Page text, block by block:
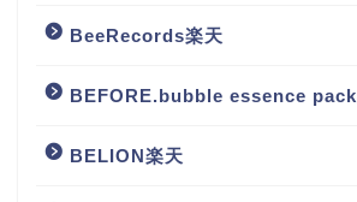
BeeRecords楽天
BEFORE.bubble essence
BELION楽天